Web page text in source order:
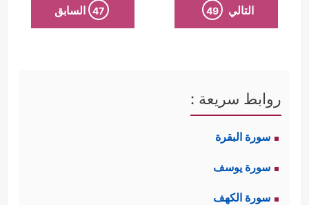
التالي 49
47 السابق
روابط سريعة :
سورة البقرة
سورة يوسف
سورة الكهف